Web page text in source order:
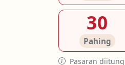
30
Pahing
Pasaran